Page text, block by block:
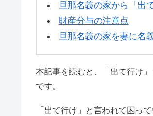
旦那名義の家から「出
財産分与の注意点
旦那名義の家を妻に名
本記事を読むと、「出て行け
です。
「出て行け」と言われて困っ